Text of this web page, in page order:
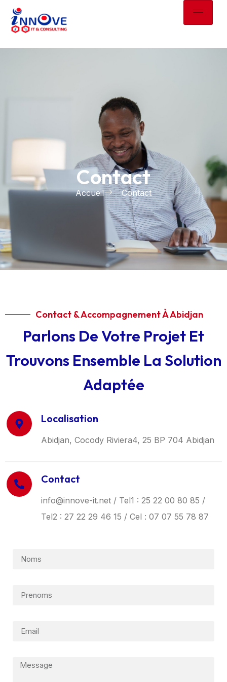
Contact
Accueil Contact
Contact & Accompagnement À Abidjan
Parlons De Votre Projet Et
Trouvons Ensemble La Solution
Adaptée
Localisation
Abidjan, Cocody Riviera4, 25 BP 704 Abidjan
Contact
info@innove-it.net / Tel1 : 25 22 00 80 85 /
Tel2 : 27 22 29 46 15 / Cel : 07 07 55 78 87